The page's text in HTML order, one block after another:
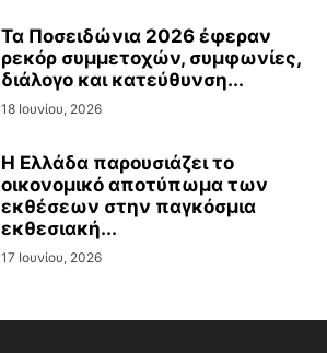
Τα Ποσειδώνια 2026 έφεραν
ρεκόρ συμμετοχών, συμφωνίες,
διάλογο και κατεύθυνση...
18 Ιουνίου, 2026
Η Ελλάδα παρουσιάζει το
οικονομικό αποτύπωμα των
εκθέσεων στην παγκόσμια
εκθεσιακή...
17 Ιουνίου, 2026